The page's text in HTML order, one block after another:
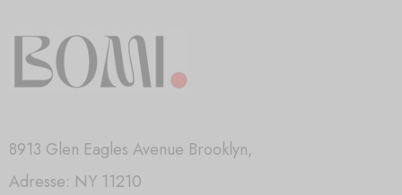
8913 Glen Eagles Avenue Brooklyn,
Adresse: NY 11210